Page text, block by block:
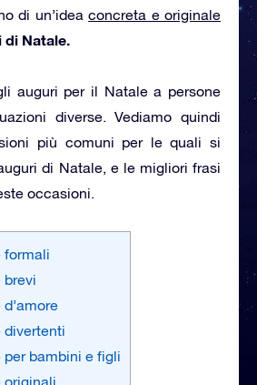
di un’ideaconcreta e originale
di Natale.
auguri per il Natale a persone
diverse. Vediamo quindi
più comuni per le quali si
di Natale, e le migliori frasi
occasioni.
formali
brevi
divertenti
bambini e figli
originali